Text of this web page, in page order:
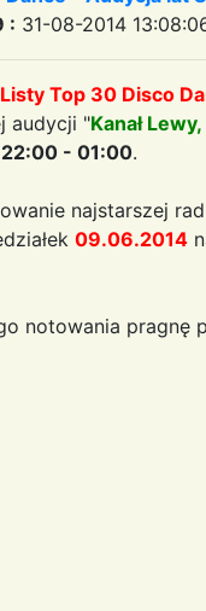
: 31-08-2014
Listy Top 30 Disco
audycji "Kanał
22:00 - 01:00.
najstarszej
09.06.2014
notowania pragnę